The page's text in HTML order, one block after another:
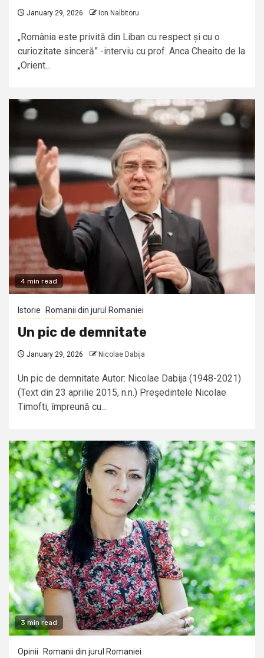
January 29, 2026 Ion Nalbitoru
„România este privită din Liban cu respect și cu o
curiozitate sinceră” -interviu cu prof. Anca Cheaito de la
„Orient...
4 min read
Istorie Romanii din jurul Romaniei
Un pic de demnitate
January 29, 2026 Nicolae Dabija
Un pic de demnitate Autor: Nicolae Dabija (1948-2021)
(Text din 23 aprilie 2015, n.n.) Preşedintele Nicolae
Timofti, împreună cu...
3 min read
Opinii Romanii din jurul Romaniei